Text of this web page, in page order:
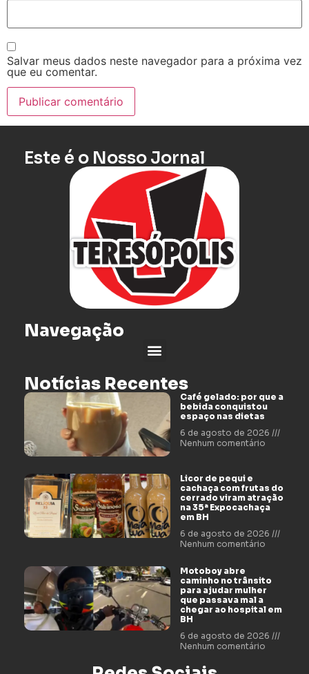
Salvar meus dados neste navegador para a próxima vez
que eu comentar.
Este é o Nosso Jornal
Navegação
Notícias Recentes
Café gelado: por que a
bebida conquistou
espaço nas dietas
6 de agosto de 2026
Nenhum comentário
Licor de pequi e
cachaça com frutas do
cerrado viram atração
na 35ª Expocachaça
em BH
6 de agosto de 2026
Nenhum comentário
Motoboy abre
caminho no trânsito
para ajudar mulher
que passava mal a
chegar ao hospital em
BH
6 de agosto de 2026
Nenhum comentário